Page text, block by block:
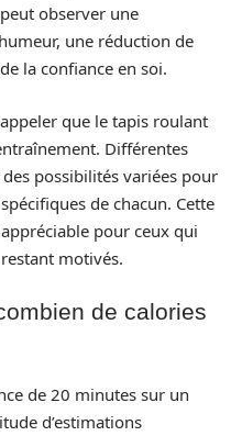
observer une
une réduction de
la confiance en soi.
que le tapis roulant
Différentes
possibilités variées pour
de chacun. Cette
pour ceux qui
motivés.
de calories
de 20 minutes sur un
d’estimations